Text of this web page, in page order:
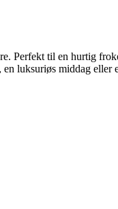
Perfekt til en hurtig
luksuriøs middag